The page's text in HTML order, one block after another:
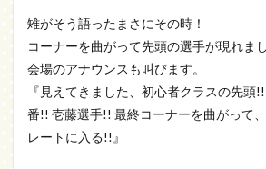
雉がそう語ったまさにその時！
コーナーを曲がって先頭の選手が現れま
会場のアナウンスも叫びます。
『見えてきました、初心者クラスの先頭
番!! 壱藤選手!! 最終コーナーを曲がって
レートに入る!!』